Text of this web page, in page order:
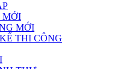
MỚI
MỚI
THI CÔNG